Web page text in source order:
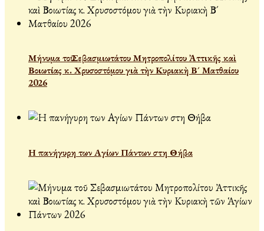
Μήνυμα τοῦ Σεβασμιωτάτου Μητροπολίτου Ἀττικῆς καὶ
Βοιωτίας κ. Χρυσοστόμου γιὰ τὴν Κυριακὴ Β´ Ματθαίου
2026
Η πανήγυρη των Αγίων Πάντων στη Θήβα